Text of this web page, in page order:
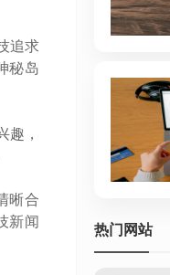
追求
秘岛
，
晰合
新闻
热门网站